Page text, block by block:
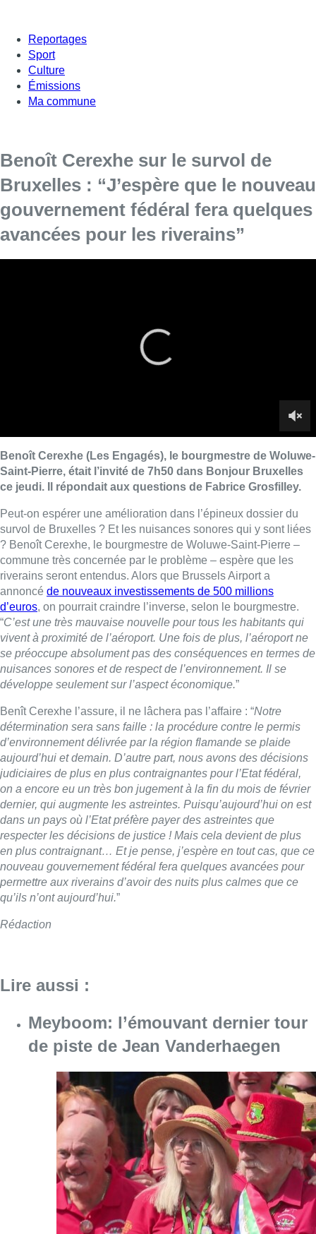
Reportages
Sport
Culture
Émissions
Ma commune
Benoît Cerexhe sur le survol de
Bruxelles : “J’espère que le nouveau
gouvernement fédéral fera quelques
avancées pour les riverains”
survol de Bruxelles ? Et les nuisances sonores qui y sont liées
? Benoît Cerexhe, le bourgmestre de Woluwe-Saint-Pierre –
, on pourrait craindre l’inverse, selon le bourgmestre.
C’est une très mauvaise nouvelle pour tous les habitants qui
vivent à proximité de l’aéroport. Une fois de plus, l’aéroport ne
se préoccupe absolument pas des conséquences en termes de
nuisances sonores et de respect de l’environnement. Il se
développe seulement sur l’aspect économique.
Benît Cerexhe l’assure, il ne lâchera pas l’affaire : “
détermination sera sans faille : la procédure contre le permis
d’environnement délivrée par la région flamande se plaide
aujourd’hui et demain. D’autre part, nous avons des décisions
judiciaires de plus en plus contraignantes pour l’Etat fédéral,
on a encore eu un très bon jugement à la fin du mois de février
dernier, qui augmente les astreintes. Puisqu’aujourd’hui on est
dans un pays où l’Etat préfère payer des astreintes que
respecter les décisions de justice ! Mais cela devient de plus
en plus contraignant… Et je pense, j’espère en tout cas, que ce
nouveau gouvernement fédéral fera quelques avancées pour
permettre aux riverains d’avoir des nuits plus calmes que ce
qu’ils n’ont aujourd’hui.
Rédaction
Lire aussi :
Meyboom: l’émouvant dernier tour
de piste de Jean Vanderhaegen
09 août 2026Consulter l'article "Meyboom: l’émouvant
Collision entre trois véhicules à
Uccle, deux conducteurs
transportés à l’hôpital